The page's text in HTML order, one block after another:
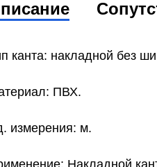
канта: накладной без
ПВХ.
измерения: м.
Накладной